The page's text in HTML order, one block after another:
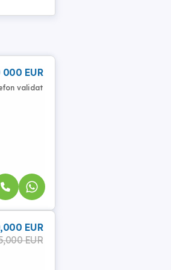
EUR
validat
EUR
EUR